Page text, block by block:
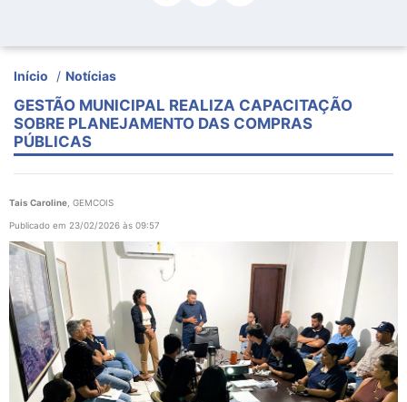
Início / Notícias
GESTÃO MUNICIPAL REALIZA CAPACITAÇÃO
SOBRE PLANEJAMENTO DAS COMPRAS
PÚBLICAS
Tais Caroline , GEMCOIS
Publicado em 23/02/2026 às 09:57